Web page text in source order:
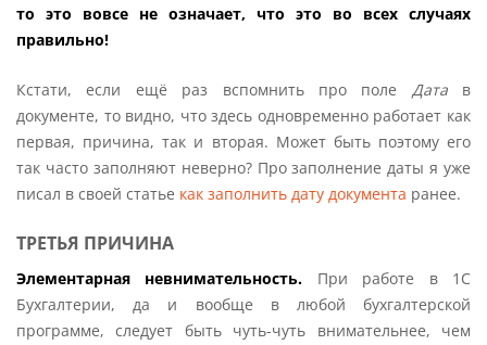
то это вовсе не означает, что это во всех случаях
правильно!
Кстати, если ещё раз вспомнить про поле Датав
документе, то видно, что здесь одновременно работает как
первая, причина, так и вторая. Может быть поэтому его
так часто заполняют неверно? Про заполнение даты я уже
писал в своей статье как заполнить дату документа ранее.
ТРЕТЬЯ ПРИЧИНА
Элементарная невнимательность. При работе в 1С
Бухгалтерии, да и вообще в любой бухгалтерской
программе, следует быть чуть-чуть внимательнее, чем